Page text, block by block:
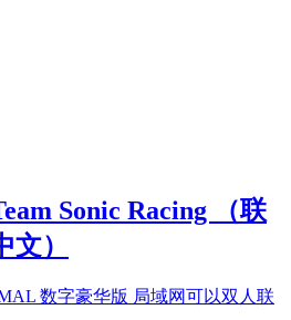
Sonic Racing （联
）